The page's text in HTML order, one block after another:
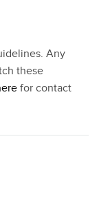
Any
these
for contact